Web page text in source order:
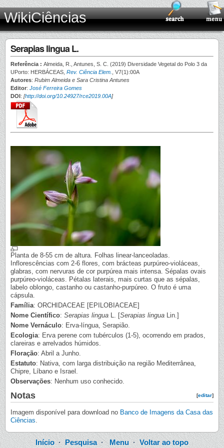
WikiCiências
Serapias lingua L.
Referência : Almeida, R., Antunes, S. C. (2019) Diversidade Vegetal do Polo 3 da
UPorto: HERBÁCEAS, Rev. Ciência Elem.
, V7(1):00A
Autores: Rubim Almeida e Sara Cristina Antunes
Editor: José Ferreira Gomes
DOI: [http://doi.org/10.24927/rce2019.00A]
Planta de 8-55 cm de altura. Folhas linear-lanceoladas.
Inflorescências com 2-6 flores, com brácteas purpúreo-violáceas,
glabras, com nervuras de cor purpúrea mais intensa. Sépalas ovais
purpúreo-violáceas. Pétalas laterais, mais curtas que as sépalas,
labelo oblongo, castanho ou castanho-purpúreo. O fruto é uma
cápsula.
Família: ORCHIDACEAE [EPILOBIACEAE]
Nome Científico: Serapias lingua L. [Serapias lingua Lin.]
Nome Vernáculo: Erva-língua, Serapião.
Ecologia: Erva perene com tubérculos (1-5), ocorrendo em prados,
clareiras e arrelvados húmidos.
Floração: Abril a Junho.
Estatuto: Nativa, com larga distribuição na região Mediterrânea,
Chipre, Líbano e Israel.
Observações: Nenhum uso conhecido.
[editar]
Notas
Imagem disponível para download no Banco de Imagens da Casa das
Ciências.
Início·Pesquisa·Menu ·Voltar ao topo